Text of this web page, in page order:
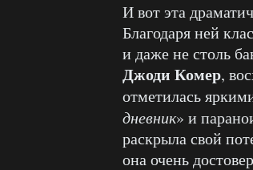
И вот эта
Благодаря ней
и даже не столь
Джоди Комер,
отметилась
дневник» и
раскрыла свой
она очень